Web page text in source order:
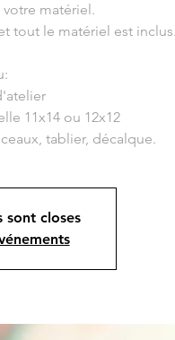
votre matériel.
tout le matériel est
11x14 ou 12x12
sont closes